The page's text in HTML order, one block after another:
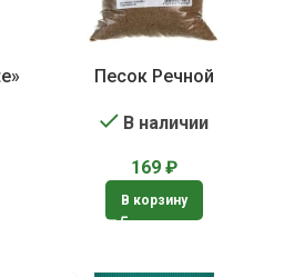
Песок Речной
В наличии
169 ₽
В корзину